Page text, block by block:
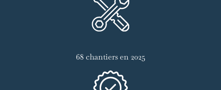
68 chantiers en 2025